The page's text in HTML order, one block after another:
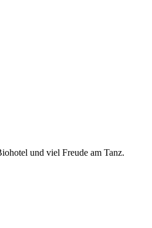
und viel Freude am Tanz.